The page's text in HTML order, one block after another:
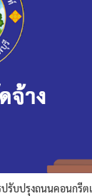
ปรับปรุงถนนคอนกรี